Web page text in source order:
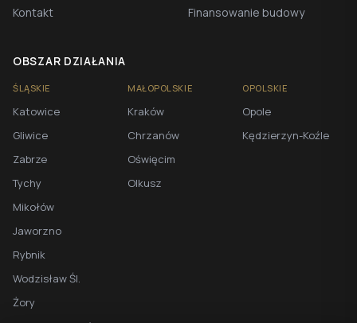
Kontakt
Finansowanie budowy
OBSZAR DZIAŁANIA
ŚLĄSKIE
Katowice
Gliwice
Zabrze
Tychy
Mikołów
Jaworzno
Rybnik
Wodzisław Śl.
Żory
MAŁOPOLSKIE
Kraków
Chrzanów
Oświęcim
Olkusz
OPOLSKIE
Opole
Kędzierzyn-Koźle